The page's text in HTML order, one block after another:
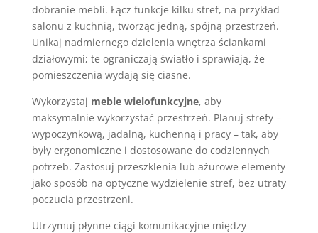
dobranie mebli. Łącz funkcje kilku stref, na przykład
salonu z kuchnią, tworząc jedną, spójną przestrzeń.
Unikaj nadmiernego dzielenia wnętrza ściankami
działowymi; te ograniczają światło i sprawiają, że
pomieszczenia wydają się ciasne.
Wykorzystaj meble wielofunkcyjne, aby
maksymalnie wykorzystać przestrzeń. Planuj strefy –
wypoczynkową, jadalną, kuchenną i pracy – tak, aby
były ergonomiczne i dostosowane do codziennych
potrzeb. Zastosuj przeszklenia lub ażurowe elementy
jako sposób na optyczne wydzielenie stref, bez utraty
poczucia przestrzeni.
Utrzymuj płynne ciągi komunikacyjne między